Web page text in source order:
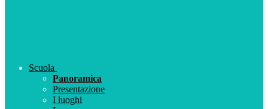
Scuola
Panoramica
Presentazione
I luoghi